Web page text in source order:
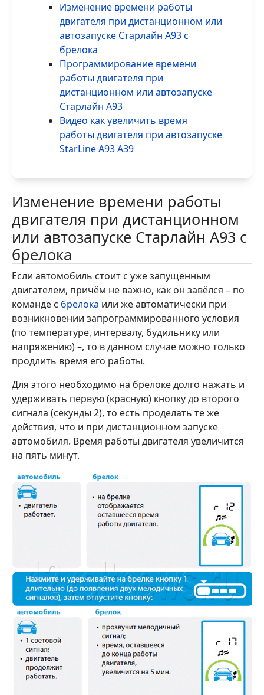
Изменение времени работы
двигателя при дистанционном или
автозапуске Старлайн А93 с
брелока
Программирование времени
работы двигателя при
дистанционном или автозапуске
Старлайн А93
Видео как увеличить время
работы двигателя при автозапуске
StarLine A93 A39
Изменение времени работы
двигателя при дистанционном
или автозапуске Старлайн А93 с
брелока
Если автомобиль стоит с уже запущенным
двигателем, причём не важно, как он завёлся – по
команде с брелока или же автоматически при
возникновении запрограммированного условия
(по температуре, интервалу, будильнику или
напряжению) –, то в данном случае можно только
продлить время его работы.
Для этого необходимо на брелоке долго нажать и
удерживать первую (красную) кнопку до второго
сигнала (секунды 2), то есть проделать те же
действия, что и при дистанционном запуске
автомобиля. Время работы двигателя увеличится
на пять минут.